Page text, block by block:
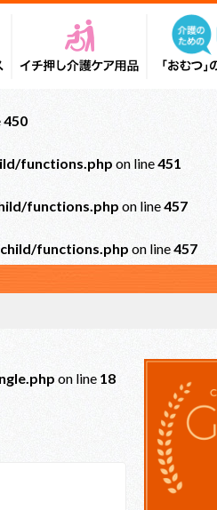
450
functions.php on line451
functions.php on line457
functions.php on line457
on line 18